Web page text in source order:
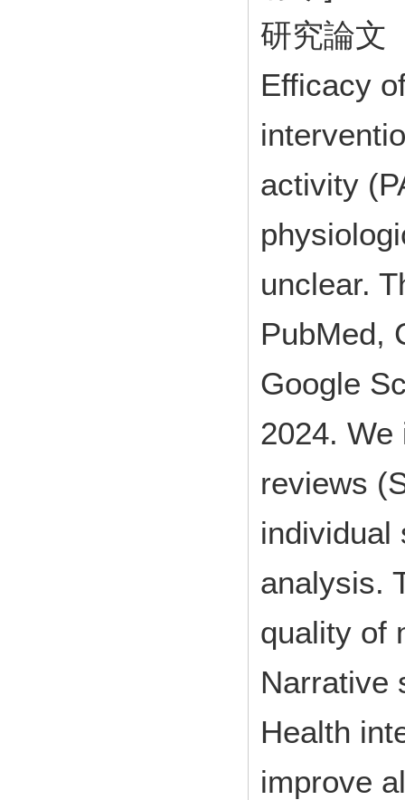
研究論文
Efficacy
activity
unclear.
PubMed,
Google
2024.
reviews
individual
analysis.
quality of
Narrative
Health
improve